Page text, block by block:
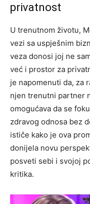
privatnost
U trenutnom životu,
vezi sa uspješnim
veza donosi joj ne
već i prostor za
je napomenuti da, za
njen trenutni partner
omogućava da se
zdravog odnosa bez
ističe kako je ova
donijela novu
posveti sebi i svojoj
kritika.